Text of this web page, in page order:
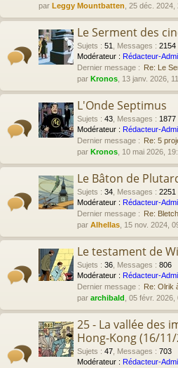
par Leggy Mountbatten , 25 déc. 2024,
Le Serment des
Sujets : 51 Messages : 2154
Modérateur : Rédacteur-
Dernier message : Re: Le
par Kronos , 13 janv. 2026,
L'Onde Septimus
Sujets : 43 Messages : 1877
Modérateur : Rédacteur-
Dernier message : Re: 5
par Kronos , 10 mai 2026,
Le Bâton de
Sujets : 34 Messages : 2251
Modérateur : Rédacteur-
Dernier message : Re:
par Alhellas , 15 nov. 2024,
Le testament de
Sujets : 36 Messages : 806
Modérateur : Rédacteur-
Dernier message : Re: Olrik
par archibald , 05 févr. 2026,
25 - La vallée des
Hong-Kong (16/
Sujets : 47 Messages : 703
Modérateur : Rédacteur-